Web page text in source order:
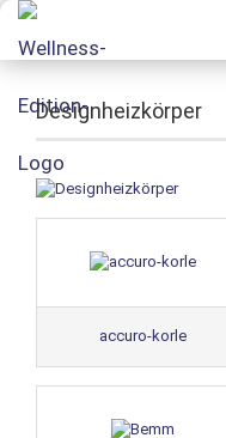
Designheizkörper
accuro-korle